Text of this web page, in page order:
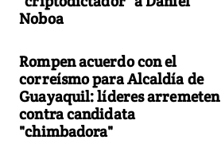
Noboa
Rompen acuerdo con el
correísmo para Alcaldía de
Guayaquil: líderes arremeten
contra candidata
"chimbadora"